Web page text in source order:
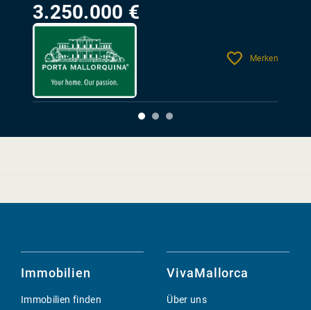
3.250.000 €
Merken
Immobilien
Immobilien finden
VivaMallorca
Über uns